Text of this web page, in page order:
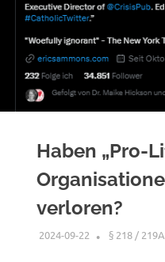
Haben „Pro-
verloren?
2024-09-22 XX
§ 218 /